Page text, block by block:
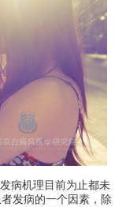
病机理目前为止都未
发病的一个因素，除